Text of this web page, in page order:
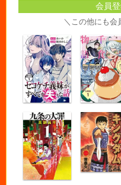
会員
＼この他にも会